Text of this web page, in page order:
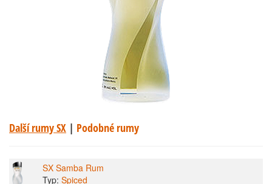
Další rumy SX | Podobné rumy
SX Samba Rum
Typ: Spiced